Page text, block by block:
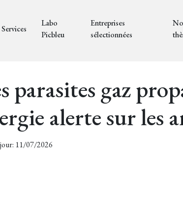
Services
Labo
Picbleu
Entreprises
sélectionnées
parasites gaz
alerte sur les
11/07/2026